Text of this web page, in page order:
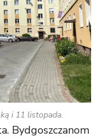
i 11 listopada.
Bydgoszczanom